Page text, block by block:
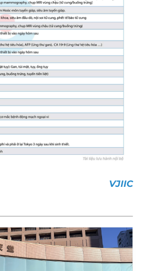
VJIIC